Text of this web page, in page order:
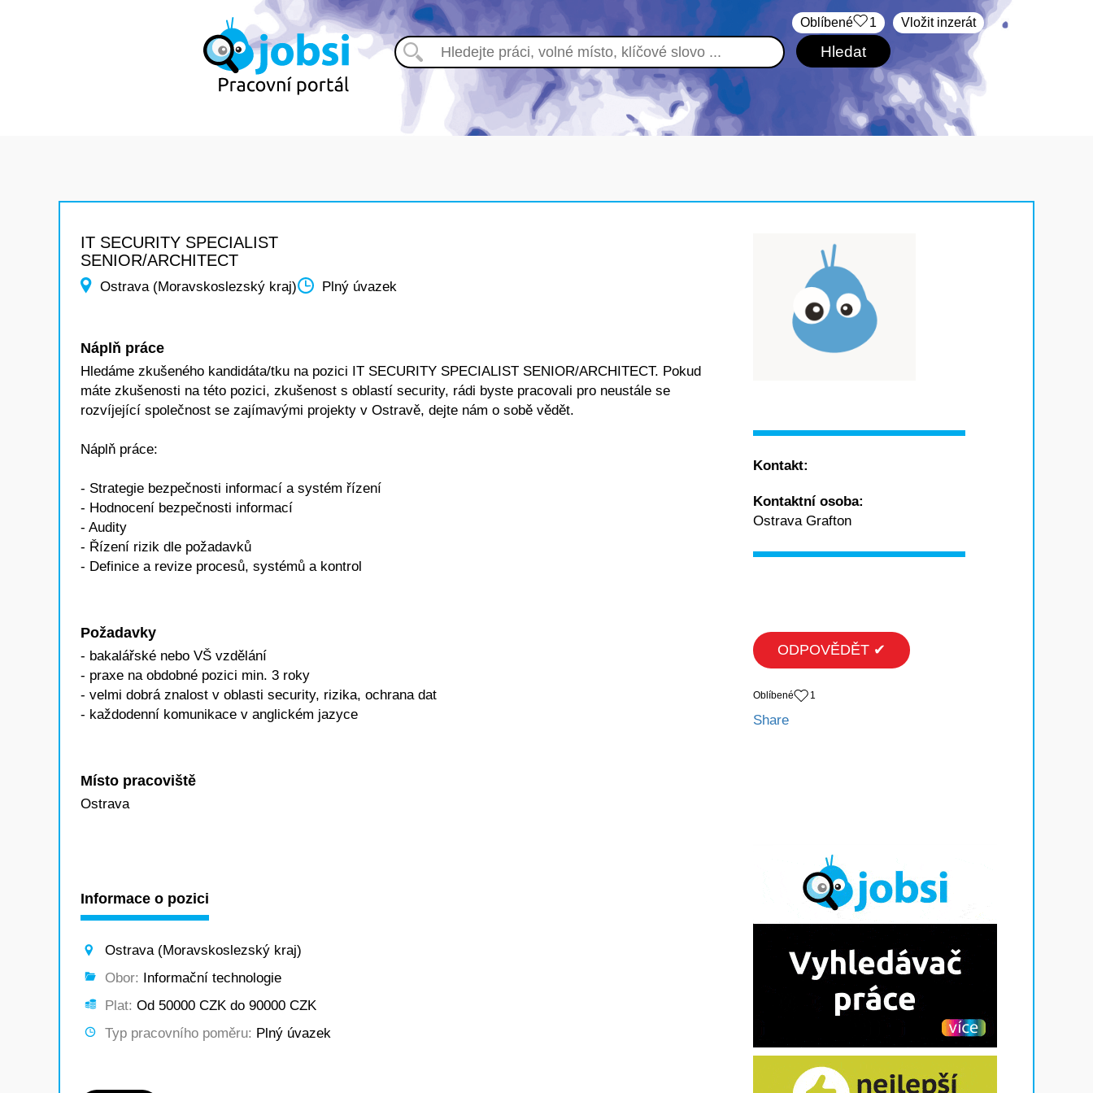
Vložit inzerát
Oblíbené 1
IT SECURITY SPECIALIST
SENIOR/ARCHITECT
Ostrava (Moravskoslezský kraj) Plný úvazek
Náplň práce
Hledáme zkušeného kandidáta/tku na pozici IT SECURITY SPECIALIST SENIOR/ARCHITECT. Pokud
máte zkušenosti na této pozici, zkušenost s oblastí security, rádi byste pracovali pro neustále se
rozvíjející společnost se zajímavými projekty v Ostravě, dejte nám o sobě vědět.
Náplň práce:
- Strategie bezpečnosti informací a systém řízení
- Hodnocení bezpečnosti informací
- Audity
- Řízení rizik dle požadavků
- Definice a revize procesů, systémů a kontrol
Požadavky
- bakalářské nebo VŠ vzdělání
- praxe na obdobné pozici min. 3 roky
- velmi dobrá znalost v oblasti security, rizika, ochrana dat
- každodenní komunikace v anglickém jazyce
Místo pracoviště
Ostrava
Informace o pozici
Ostrava (Moravskoslezský kraj)
Obor: Informační technologie
Plat: Od 50000 CZK do 90000 CZK
Typ pracovního poměru: Plný úvazek
Kontakt:
Kontaktní osoba:
Ostrava Grafton
ODPOVĚDĚT ✔
Oblíbené 1
Share